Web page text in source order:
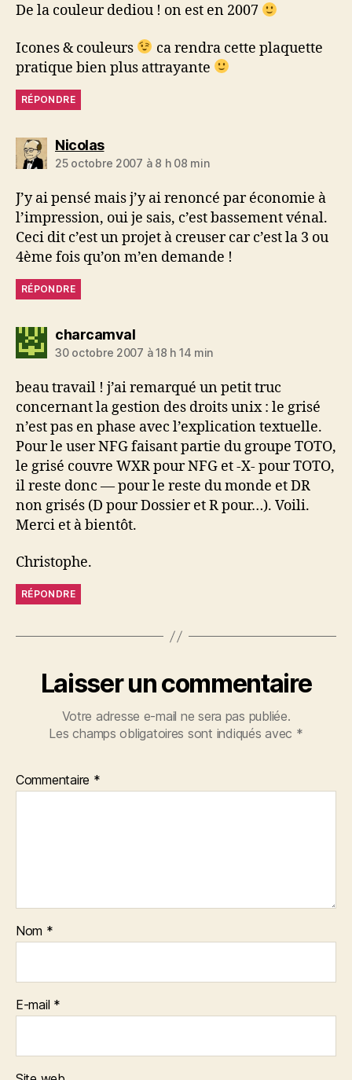
De la couleur dediou ! on est en 2007
Icones & couleurs
ca rendra cette plaquette
pratique bien plus attrayante
RÉPONDRE
Nicolasdit :
25 octobre 2007 à 8 h 08 min
J’y ai pensé mais j’y ai renoncé par économie à
l’impression, oui je sais, c’est bassement vénal.
Ceci dit c’est un projet à creuser car c’est la 3 ou
4ème fois qu’on m’en demande !
RÉPONDRE
charcamvaldit :
30 octobre 2007 à 18 h 14 min
beau travail ! j’ai remarqué un petit truc
concernant la gestion des droits unix : le grisé
n’est pas en phase avec l’explication textuelle.
Pour le user NFG faisant partie du groupe TOTO,
le grisé couvre WXR pour NFG et -X- pour TOTO,
il reste donc — pour le reste du monde et DR
non grisés (D pour Dossier et R pour…). Voili.
Merci et à bientôt.
Christophe.
RÉPONDRE
Laisser un commentaire
Votre adresse e-mail ne sera pas publiée.
Les champs obligatoires sont indiqués avec *
Commentaire *
Nom *
E-mail *